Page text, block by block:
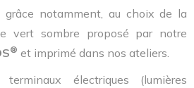
grâce notamment, au choix de la
vert sombre proposé par notre
® et imprimé dans nos ateliers.
électriques (lumières